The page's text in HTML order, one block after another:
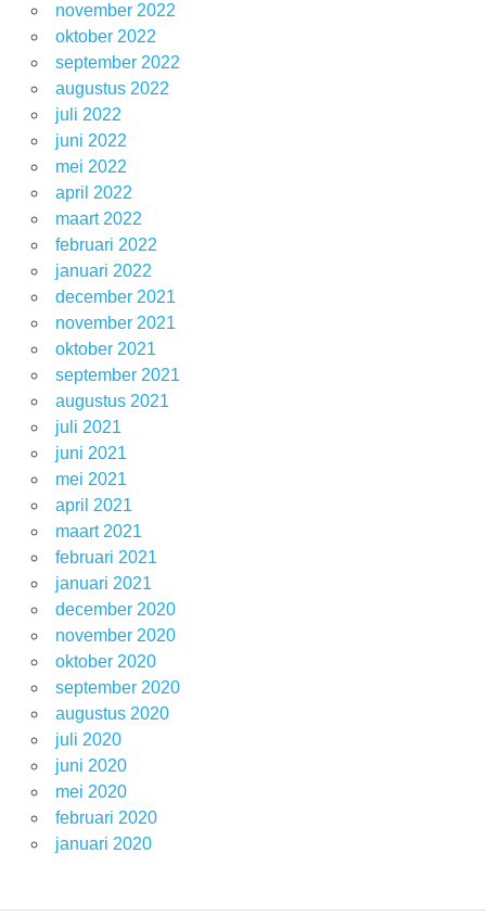
november 2022
oktober 2022
september 2022
augustus 2022
juli 2022
juni 2022
mei 2022
april 2022
maart 2022
februari 2022
januari 2022
december 2021
november 2021
oktober 2021
september 2021
augustus 2021
juli 2021
juni 2021
mei 2021
april 2021
maart 2021
februari 2021
januari 2021
december 2020
november 2020
oktober 2020
september 2020
augustus 2020
juli 2020
juni 2020
mei 2020
februari 2020
januari 2020